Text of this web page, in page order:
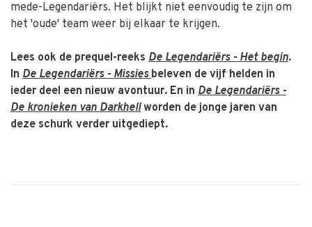
mede-Legendariërs. Het blijkt niet eenvoudig te zijn om
het 'oude' team weer bij elkaar te krijgen.
Lees ook de prequel-reeks De Legendariërs - Het begin.
In De Legendariërs - Missiesbeleven de vijf helden in
ieder deel een nieuw avontuur. En in De Legendariërs -
De kronieken van Darkhellworden de jonge jaren van
deze schurk verder uitgediept.